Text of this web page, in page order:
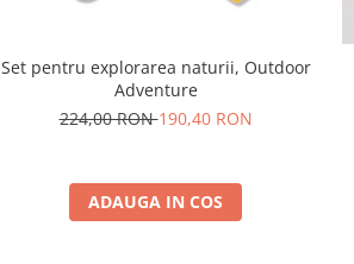
Set pentru explorarea naturii, Outdoor
Adventure
224,00 RON190,40 RON
ADAUGA IN COS